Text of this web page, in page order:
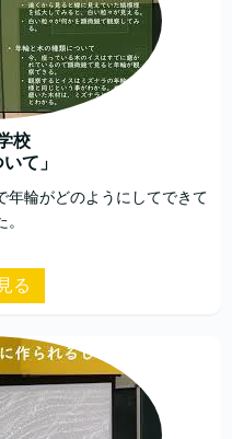
校
て」
年輪がどのようにしてできて
る